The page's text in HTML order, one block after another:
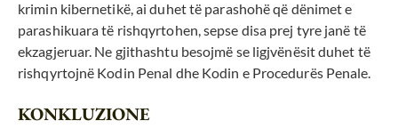
krimin kibernetikë, ai duhet të parashohë që dënimet e
parashikuara të rishqyrtohen, sepse disa prej tyre janë të
ekzagjeruar. Ne gjithashtu besojmë se ligjvënësit duhet të
rishqyrtojnë Kodin Penal dhe Kodin e Procedurës Penale.
KONKLUZIONE